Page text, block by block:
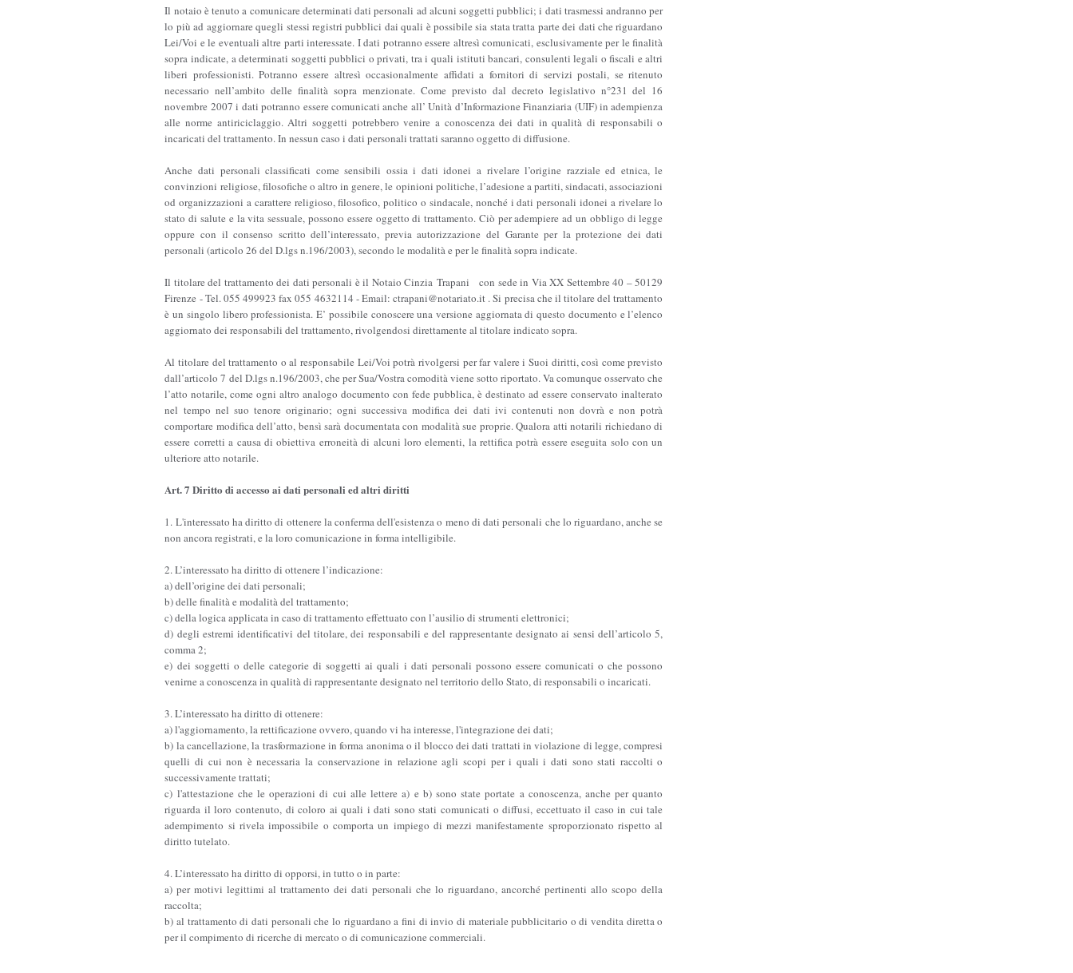
Il notaio è tenuto a comunicare determinati dati personali ad alcuni soggetti pubblici; i dati trasmessi andranno per
lo più ad aggiornare quegli stessi registri pubblici dai quali è possibile sia stata tratta parte dei dati che riguardano
Lei/Voi e le eventuali altre parti interessate. I dati potranno essere altresì comunicati, esclusivamente per le finalità
sopra indicate, a determinati soggetti pubblici o privati, tra i quali istituti bancari, consulenti legali o fiscali e altri
liberi professionisti. Potranno essere altresì occasionalmente affidati a fornitori di servizi postali, se ritenuto
necessario nell’ambito delle finalità sopra menzionate. Come previsto dal decreto legislativo n°231 del 16
novembre 2007 i dati potranno essere comunicati anche all’ Unità d’Informazione Finanziaria (UIF) in adempienza
alle norme antiriciclaggio. Altri soggetti potrebbero venire a conoscenza dei dati in qualità di responsabili o
incaricati del trattamento. In nessun caso i dati personali trattati saranno oggetto di diffusione.
Anche dati personali classificati come sensibili ossia i dati idonei a rivelare l’origine razziale ed etnica, le
convinzioni religiose, filosofiche o altro in genere, le opinioni politiche, l’adesione a partiti, sindacati, associazioni
od organizzazioni a carattere religioso, filosofico, politico o sindacale, nonché i dati personali idonei a rivelare lo
stato di salute e la vita sessuale, possono essere oggetto di trattamento. Ciò per adempiere ad un obbligo di legge
oppure con il consenso scritto dell’interessato, previa autorizzazione del Garante per la protezione dei dati
personali (articolo 26 del D.lgs n.196/2003), secondo le modalità e per le finalità sopra indicate.
Il titolare del trattamento dei dati personali è il Notaio Cinzia Trapani con sede in Via XX Settembre 40 – 50129
Firenze - Tel. 055 499923 fax 055 4632114 - Email: ctrapani@notariato.it . Si precisa che il titolare del trattamento
è un singolo libero professionista. E’ possibile conoscere una versione aggiornata di questo documento e l’elenco
aggiornato dei responsabili del trattamento, rivolgendosi direttamente al titolare indicato sopra.
Al titolare del trattamento o al responsabile Lei/Voi potrà rivolgersi per far valere i Suoi diritti, così come previsto
dall’articolo 7 del D.lgs n.196/2003, che per Sua/Vostra comodità viene sotto riportato. Va comunque osservato che
l’atto notarile, come ogni altro analogo documento con fede pubblica, è destinato ad essere conservato inalterato
nel tempo nel suo tenore originario; ogni successiva modifica dei dati ivi contenuti non dovrà e non potrà
comportare modifica dell’atto, bensì sarà documentata con modalità sue proprie. Qualora atti notarili richiedano di
essere corretti a causa di obiettiva erroneità di alcuni loro elementi, la rettifica potrà essere eseguita solo con un
ulteriore atto notarile.
Art. 7 Diritto di accesso ai dati personali ed altri diritti
1. L'interessato ha diritto di ottenere la conferma dell'esistenza o meno di dati personali che lo riguardano, anche se
non ancora registrati, e la loro comunicazione in forma intelligibile.
2. L’interessato ha diritto di ottenere l’indicazione:
a) dell’origine dei dati personali;
b) delle finalità e modalità del trattamento;
c) della logica applicata in caso di trattamento effettuato con l’ausilio di strumenti elettronici;
d) degli estremi identificativi del titolare, dei responsabili e del rappresentante designato ai sensi dell’articolo 5,
comma 2;
e) dei soggetti o delle categorie di soggetti ai quali i dati personali possono essere comunicati o che possono
venirne a conoscenza in qualità di rappresentante designato nel territorio dello Stato, di responsabili o incaricati.
3. L’interessato ha diritto di ottenere:
a) l'aggiornamento, la rettificazione ovvero, quando vi ha interesse, l'integrazione dei dati;
b) la cancellazione, la trasformazione in forma anonima o il blocco dei dati trattati in violazione di legge, compresi
quelli di cui non è necessaria la conservazione in relazione agli scopi per i quali i dati sono stati raccolti o
successivamente trattati;
c) l'attestazione che le operazioni di cui alle lettere a) e b) sono state portate a conoscenza, anche per quanto
riguarda il loro contenuto, di coloro ai quali i dati sono stati comunicati o diffusi, eccettuato il caso in cui tale
adempimento si rivela impossibile o comporta un impiego di mezzi manifestamente sproporzionato rispetto al
diritto tutelato.
4. L’interessato ha diritto di opporsi, in tutto o in parte:
a) per motivi legittimi al trattamento dei dati personali che lo riguardano, ancorché pertinenti allo scopo della
raccolta;
b) al trattamento di dati personali che lo riguardano a fini di invio di materiale pubblicitario o di vendita diretta o
per il compimento di ricerche di mercato o di comunicazione commerciali.